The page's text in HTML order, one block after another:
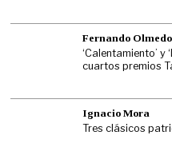
Fernando Olmedo
‘Calentamiento’ y
cuartos premios
Ignacio Mora
Tres clásicos